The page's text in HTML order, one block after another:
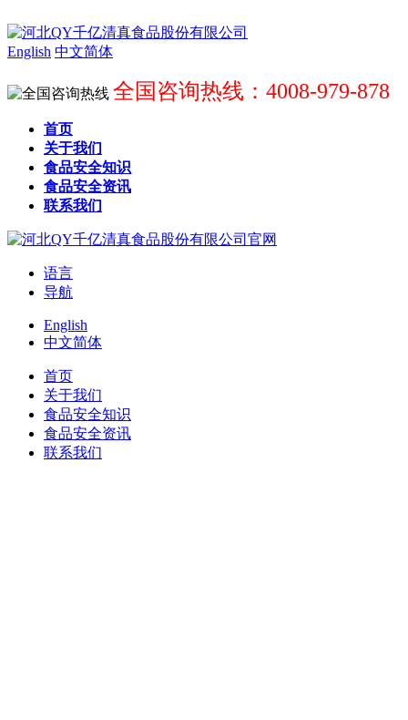
English 中文简体
全国咨询热线：4008-979-878
首页
关于我们
食品安全知识
食品安全资讯
联系我们
语言
导航
English
中文简体
首页
关于我们
食品安全知识
食品安全资讯
联系我们